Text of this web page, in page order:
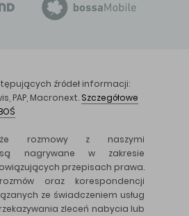
źródeł informacji:
PAP, Macronext. Szczegółowe
że rozmowy z naszymi
nagrywane w zakresie
przepisach prawa.
oraz korespondencji
ze świadczeniem usług
zleceń nabycia lub